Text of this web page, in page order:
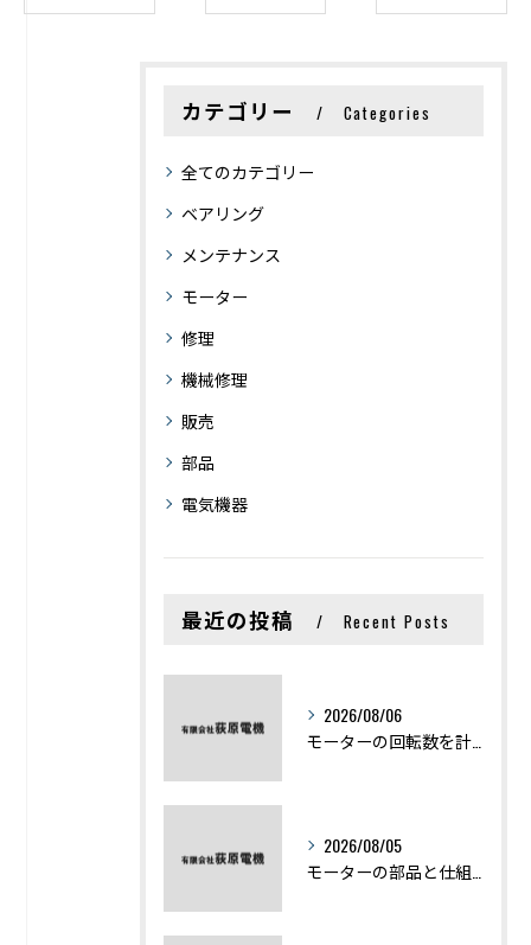
カテゴリー Categories
全てのカテゴリー
ベアリング
メンテナンス
モーター
修理
機械修理
販売
部品
電気機器
最近の投稿 Recent Posts
2026/08/06
2026/08/05